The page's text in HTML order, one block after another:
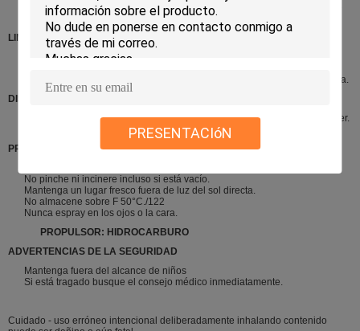
PRESENTACIóN
hora entre las capas adicionales. Al pintar sobre compatibilidad existente
del control de la pintura siempre.
LIMPIE
Limpie ningunos sobre el espray con trementina mineral o deluentes de
vuelta puede al revés y el espray hasta que esté saliendo ninguna pintura.
DISPOSICIÓN CORRECTA
El producto innecesario del espray encendido al periódico dispone perder.
La poder vacía es reciclable.
PRECAUCIONES
No pinche ni incinere incluso si está vacío.
Mantenga un lugar fresco fuera de luz del sol directa.
No almacene sobre F 50°C./122
Nunca espray en los ojos o la cara.
PROPULSOR: HIDROCARBURO
ADVERTENCIAS DE LA SEGURIDAD
Mantenga fuera del alcance de niños
Si está tragado busque el consejo médico inmediatamente.
Cuidado - uso erróneo intencional deliberadamente inhalando contenido